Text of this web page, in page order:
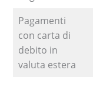
Pagamenti
con carta di
debito in
valuta estera